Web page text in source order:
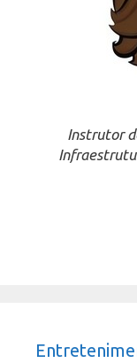
Instrutor